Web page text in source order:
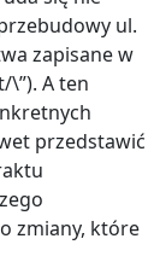
ul.
zapisane w
A ten
przedstawić
zmiany, które